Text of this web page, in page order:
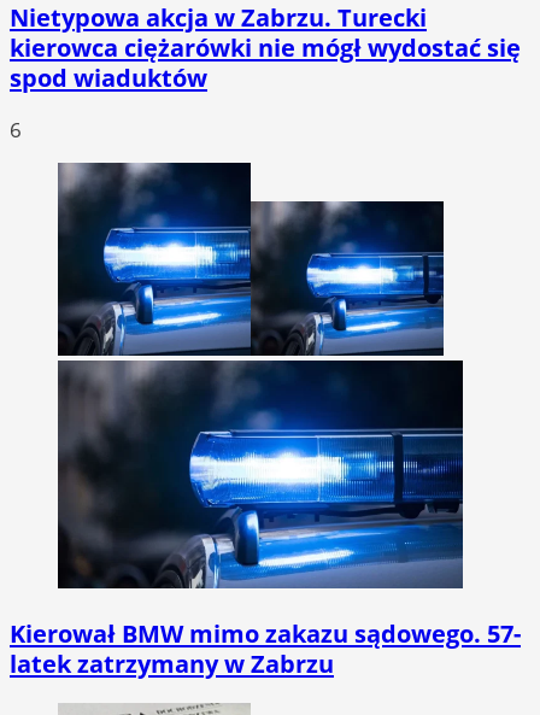
Nietypowa akcja w Zabrzu. Turecki
kierowca ciężarówki nie mógł wydostać się
spod wiaduktów
6
Kierował BMW mimo zakazu sądowego. 57-
latek zatrzymany w Zabrzu